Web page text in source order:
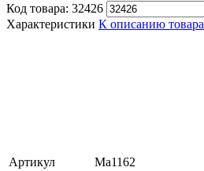
Код товара: 32426
Характеристики К описанию товара
Артикул
Ма1162